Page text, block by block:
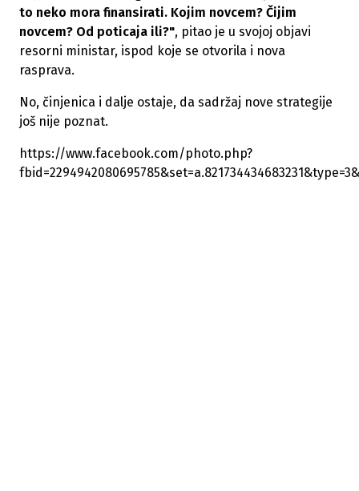
to neko mora finansirati. Kojim novcem? Čijim
novcem? Od poticaja ili?", pitao je u svojoj objavi
resorni ministar, ispod koje se otvorila i nova
rasprava.
No, činjenica i dalje ostaje, da sadržaj nove strategije
još nije poznat.
https://www.facebook.com/photo.php?